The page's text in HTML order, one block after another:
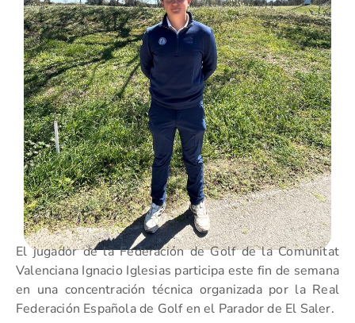
El jugador de la Federación de Golf de la Comunitat
Valenciana Ignacio Iglesias participa este fin de semana
en una concentración técnica organizada por la Real
Federación Española de Golf en el Parador de El Saler.